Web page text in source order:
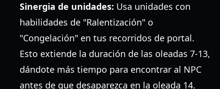
Sinergia de unidades: Usa unidades con
habilidades de "Ralentización" o
"Congelación" en tus recorridos de portal.
Esto extiende la duración de las oleadas 7-13,
dándote más tiempo para encontrar al NPC
antes de que desaparezca en la oleada 14.